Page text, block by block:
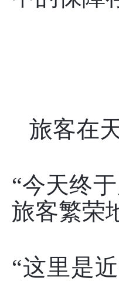
旅客在
“今天终
旅客繁荣
“这里是